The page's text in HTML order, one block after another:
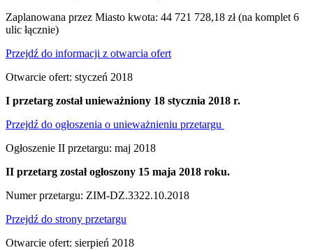
Zaplanowana przez Miasto kwota: 44 721 728,18 zł (na komplet 6
ulic łącznie)
Przejdź do informacji z otwarcia ofert
Otwarcie ofert: styczeń 2018
I przetarg został unieważniony 18 stycznia 2018 r.
Przejdź do ogłoszenia o unieważnieniu przetargu
Ogłoszenie II przetargu: maj 2018
II przetarg został ogłoszony 15 maja 2018 roku.
Numer przetargu: ZIM-DZ.3322.10.2018
Przejdź do strony przetargu
Otwarcie ofert: sierpień 2018